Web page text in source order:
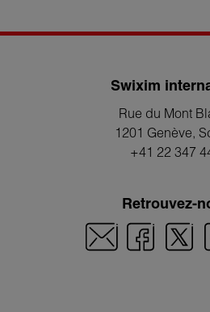
Swixim
Rue du Mont
1201 Genève,
+41 22 347
Retrouvez-